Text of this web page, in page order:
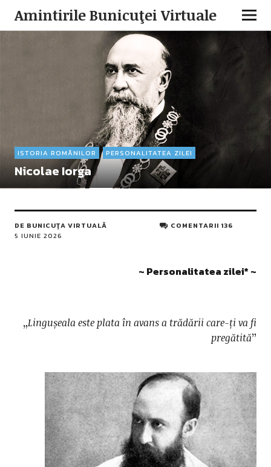
Amintirile Bunicuţei Virtuale
ISTORIA ROMÂNILOR PERSONALITATEA ZILEI
Nicolae Iorga
DE BUNICUŢA VIRTUALĂ
5 IUNIE 2026
COMENTARII 136
~ Personalitatea zilei* ~
„Lingușeala este plata în avans a trădării care-ți va fi
pregătită”